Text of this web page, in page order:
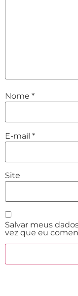
Nome *
E-mail *
Site
Salvar meus
vez que eu